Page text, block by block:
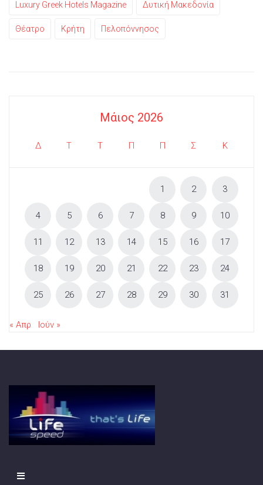
Luxury Greek Hotels Magazine Δυτική Μακεδονία
Θέατρο Κρήτη Πελοπόννησος
Μάιος 2026
Δ Τ Τ Π Π Σ Κ
1 2 3
4 5 6 7 8 9 10
11 12 13 14 15 16 17
18 19 20 21 22 23 24
25 26 27 28 29 30 31
« Απρ Ιούν »